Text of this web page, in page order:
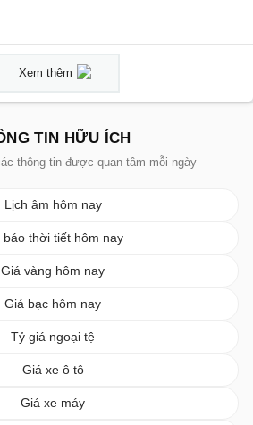
Xem thêm
TIN HỮU ÍCH
thông tin được quan tâm mỗi ngày
Lịch âm hôm nay
báo thời tiết hôm nay
Giá vàng hôm nay
Giá bạc hôm nay
Tỷ giá ngoại tệ
Giá xe ô tô
Giá xe máy